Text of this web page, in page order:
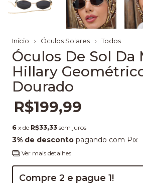
Início Óculos Solares Todos
Óculos De Sol Da
Hillary
Dourado
R$199,99
6 x de R$33,33 sem juros
3% de desconto pagando com Pix
Ver mais detalhes
Compre 2 e pague 1!